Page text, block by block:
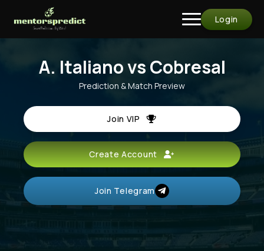
Login
A. Italiano vs Cobresal
Prediction & Match Preview
Join VIP
Create Account
Join Telegram